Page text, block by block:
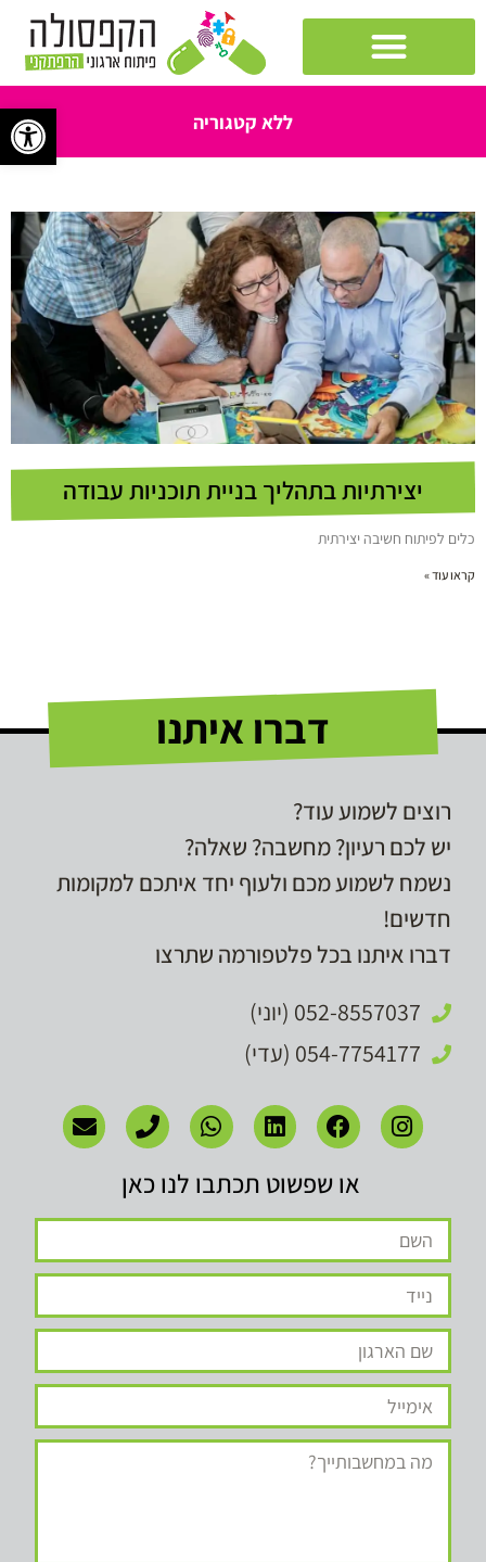
ללא קטגוריה
יצירתיות בתהליך בניית תוכניות עבודה
כלים לפיתוח חשיבה יצירתית
קראו עוד »
דברו איתנו
רוצים לשמוע עוד?
יש לכם רעיון? מחשבה? שאלה?
נשמח לשמוע מכם ולעוף יחד איתכם למקומות
חדשים!
דברו איתנו בכל פלטפורמה שתרצו
052-8557037 (יוני)
054-7754177 (עדי)
או שפשוט תכתבו לנו כאן